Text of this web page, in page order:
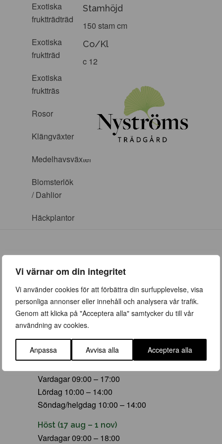
Vi värnar om din integritet
Vi använder cookies för att förbättra din surfupplevelse, visa
personliga annonser eller innehåll och analysera vår trafik.
Genom att klicka på "Acceptera alla" samtycker du till vår
användning av cookies.
Anpassa Avvisa alla Acceptera alla
Exotiska
fruktträdträd
Exotiska
fruktträd
Exotiska
fruktträs
Rosor
Klängväxter
Medelhavsväxter
Blomsterlök
/ Dahlior
Häckplantor
Stamhöjd
150 stam cm
Co/Kl
c 12
ÖPPETTIDER
Vår (23 mars – 28 juni)
Vardagar 09:00 – 19:00
Lördag 10:00 – 16:00
Söndag/helgdag 10:00 – 16:00
Vardagar 09:00 – 17:00
Lördag 10:00 – 14:00
Söndag/helgdag 10:00 – 14:00
Höst (17 aug – 1 nov)
Vardagar 09:00 – 18:00